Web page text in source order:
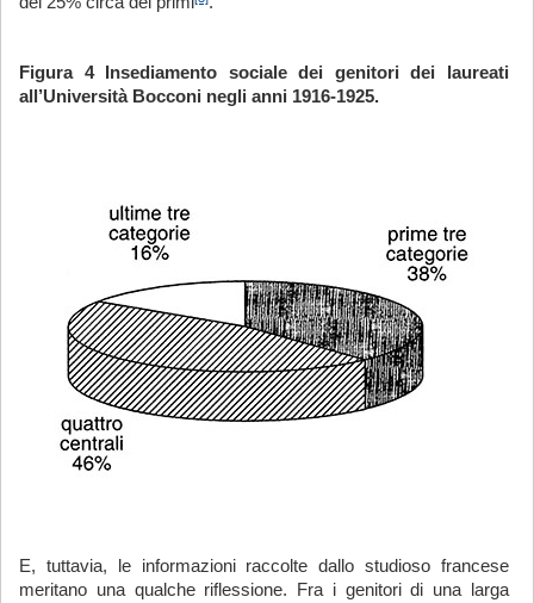
Figura 4 Insediamento sociale dei genitori dei laureati
all’Università Bocconi negli anni 1916-1925.
E, tuttavia, le informazioni raccolte dallo studioso francese
meritano una qualche riflessione. Fra i genitori di una larga